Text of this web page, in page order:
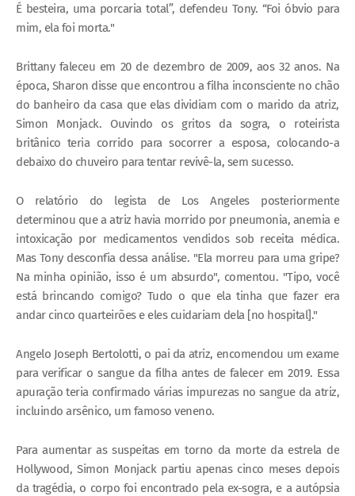
É besteira, uma porcaria total”, defendeu Tony. “Foi óbvio para
mim, ela foi morta."
Brittany faleceu em 20 de dezembro de 2009, aos 32 anos. Na
época, Sharon disse que encontrou a filha inconsciente no chão
do banheiro da casa que elas dividiam com o marido da atriz,
Simon Monjack. Ouvindo os gritos da sogra, o roteirista
britânico teria corrido para socorrer a esposa, colocando-a
debaixo do chuveiro para tentar revivê-la, sem sucesso.
O relatório do legista de Los Angeles posteriormente
determinou que a atriz havia morrido por pneumonia, anemia e
intoxicação por medicamentos vendidos sob receita médica.
Mas Tony desconfia dessa análise. "Ela morreu para uma gripe?
Na minha opinião, isso é um absurdo", comentou. "Tipo, você
está brincando comigo? Tudo o que ela tinha que fazer era
andar cinco quarteirões e eles cuidariam dela [no hospital]."
Angelo Joseph Bertolotti, o pai da atriz, encomendou um exame
para verificar o sangue da filha antes de falecer em 2019. Essa
apuração teria confirmado várias impurezas no sangue da atriz,
incluindo arsênico, um famoso veneno.
Para aumentar as suspeitas em torno da morte da estrela de
Hollywood, Simon Monjack partiu apenas cinco meses depois
da tragédia, o corpo foi encontrado pela ex-sogra, e a autópsia